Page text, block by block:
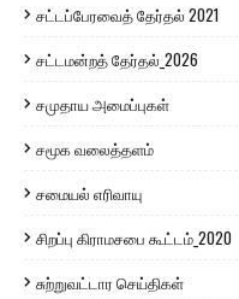
சட்டப்பேரவைத் தேர்தல் 2021
சட்டமன்றத் தேர்தல்_2026
சமுதாய அமைப்புகள்
சமூக வலைத்தளம்
சமையல் எரிவாயு
சிறப்பு கிராமசபை கூட்டம்_2020
சுற்றுவட்டார செய்திகள்